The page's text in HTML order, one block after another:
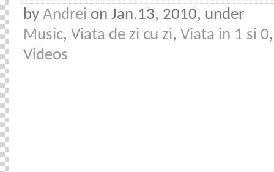
by Andrei on Jan.13, 2010, under
Music, Viata de zi cu zi, Viata in 1 si 0,
Videos